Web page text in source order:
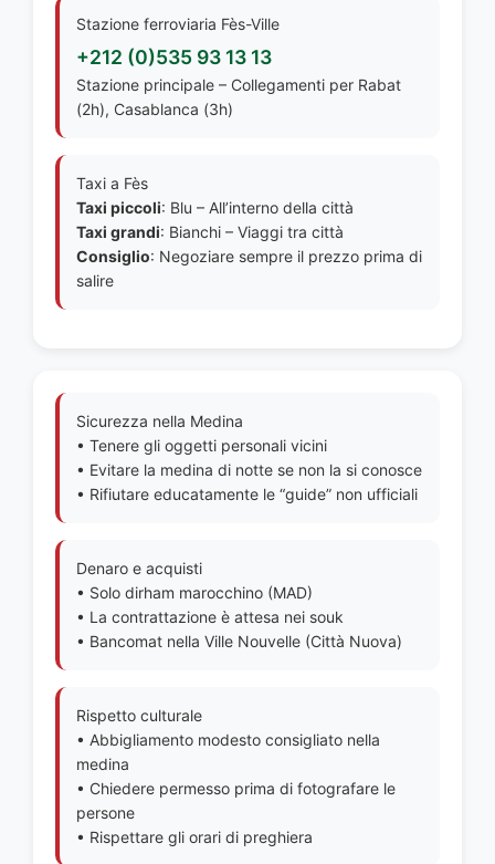
Stazione ferroviaria Fès-Ville
+212 (0)535 93 13 13
Stazione principale – Collegamenti per Rabat
(2h), Casablanca (3h)
Taxi a Fès
Taxi piccoli: Blu – All’interno della città
Taxi grandi: Bianchi – Viaggi tra città
Consiglio: Negoziare sempre il prezzo prima di
salire
Sicurezza nella Medina
• Tenere gli oggetti personali vicini
• Evitare la medina di notte se non la si conosce
• Rifiutare educatamente le “guide” non ufficiali
Denaro e acquisti
• Solo dirham marocchino (MAD)
• La contrattazione è attesa nei souk
• Bancomat nella Ville Nouvelle (Città Nuova)
Rispetto culturale
• Abbigliamento modesto consigliato nella
medina
• Chiedere permesso prima di fotografare le
persone
• Rispettare gli orari di preghiera